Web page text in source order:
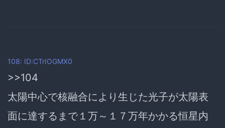
108: ID:CTrIOGMX0
>>104
太陽中心で核融合により生じた光子が太陽表
面に達するまで１万～１７万年かかる恒星内